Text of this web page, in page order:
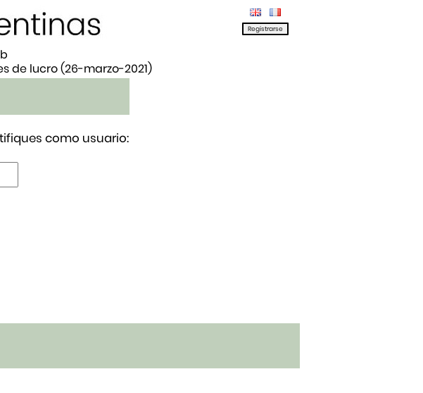
de lucro (26-marzo-2021)
como usuario: